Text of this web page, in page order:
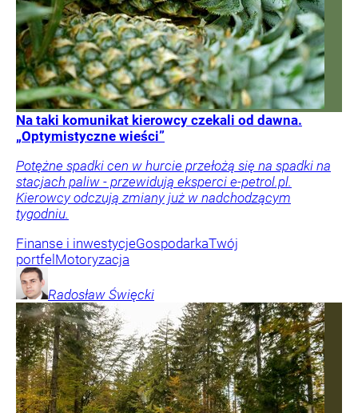
Na taki komunikat kierowcy czekali od dawna.
„Optymistyczne wieści”
Potężne spadki cen w hurcie przełożą się na spadki na
stacjach paliw - przewidują eksperci e-petrol.pl.
Kierowcy odczują zmiany już w nadchodzącym
tygodniu.
Finanse i inwestycjeGospodarkaTwój
portfelMotoryzacja
Radosław Święcki